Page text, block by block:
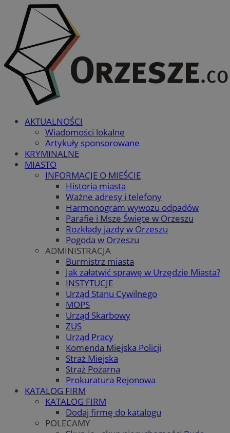
AKTUALNOŚCI
Wiadomości lokalne
Artykuły sponsorowane
KRYMINALNE
MIASTO
INFORMACJE O MIEŚCIE
Historia miasta
Ważne adresy i telefony
Harmonogram wywozu odpadów
Parafie i Msze Święte w Orzeszu
Rozkłady jazdy w Orzeszu
Pogoda w Orzeszu
ADMINISTRACJA
Burmistrz miasta
Jak załatwić sprawę w Urzędzie Miasta?
INSTYTUCJE
Urząd Stanu Cywilnego
MOPS
Urząd Skarbowy
ZUS
Urząd Pracy
Komenda Miejska Policji
Straż Miejska
Straż Pożarna
Prokuratura Rejonowa
KATALOG FIRM
KATALOG FIRM
Dodaj firmę do katalogu
POLECAMY